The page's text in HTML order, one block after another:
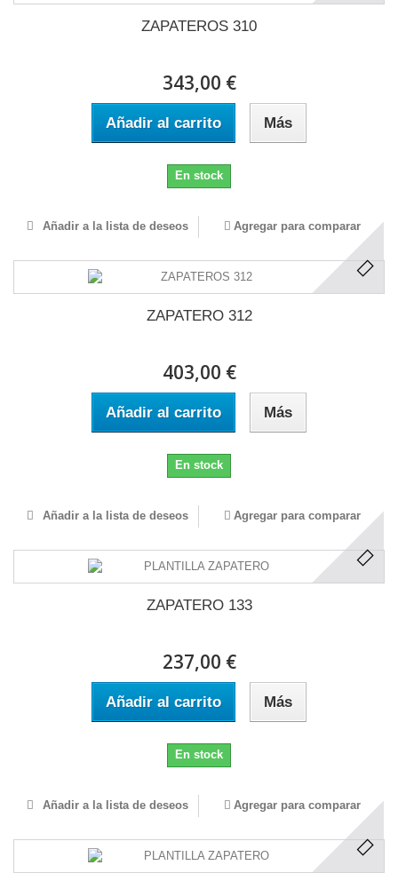
ZAPATEROS 310
343,00 €
Añadir al carrito Más
En stock
Añadir a la lista de deseos Agregar para comparar
ZAPATERO 312
403,00 €
Añadir al carrito Más
En stock
Añadir a la lista de deseos Agregar para comparar
ZAPATERO 133
237,00 €
Añadir al carrito Más
En stock
Añadir a la lista de deseos Agregar para comparar